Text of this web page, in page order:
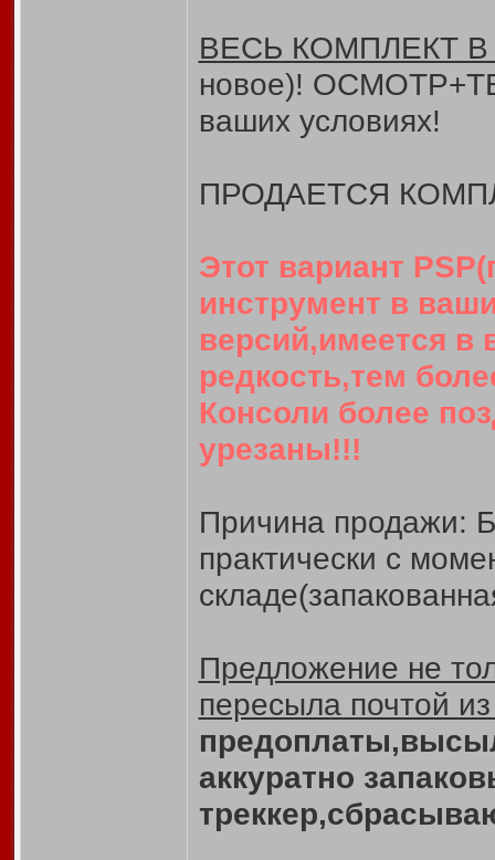
ВЕСЬ КОМПЛЕКТ
новое)!
ваших условиях!
ПРОДАЕТСЯ
Этот вариант
инструмент в
версий,имеется в
редкость,тем
Консоли более
урезаны!!!
Причина продажи:
практически с
Предложение не
пересыла почтой
аккуратно